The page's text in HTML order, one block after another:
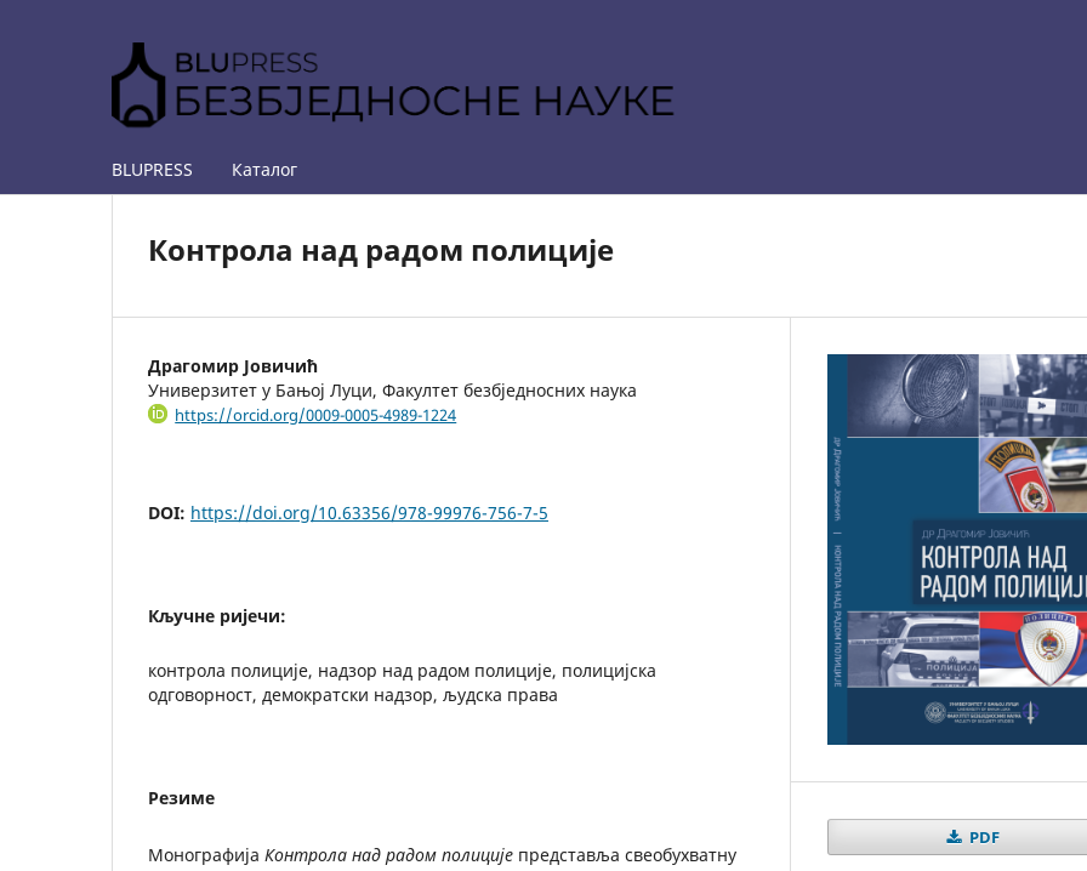
BLUPRESS Каталог
Контрола над радом полиције
Драгомир Јовичић
Универзитет у Бањој Луци, Факултет безбједносних наука
https://orcid.org/0009-0005-4989-1224
DOI: https://doi.org/10.63356/978-99976-756-7-5
Кључне ријечи:
контрола полиције, надзор над радом полиције, полицијска
одговорност, демократски надзор, људска права
Резиме
Монографија Контрола над радом полиције представља свеобухватну
PDF